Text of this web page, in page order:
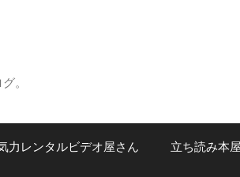
。
力レンタルビデオ屋さん 立ち読み本